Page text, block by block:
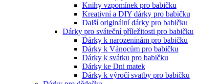
Knihy vzpomínek pro babičku
Kreativní a DIY dárky pro babičku
Další originální dárky pro babičku
Dárky pro sváteční příležitosti pro babičku
Dárky k narozeninám pro babičku
Dárky k Vánocům pro babičku
Dárky k svátku pro babičku
Dárky ke Dni matek
Dárky k výročí svatby pro babičku